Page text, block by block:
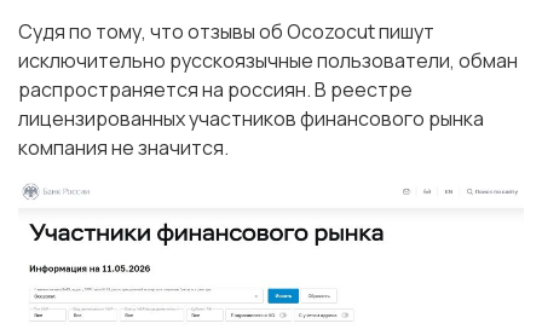
Судя по тому, что отзывы об Ocozocut пишут
исключительно русскоязычные пользователи, обман
распространяется на россиян. В реестре
лицензированных участников финансового рынка
компания не значится.